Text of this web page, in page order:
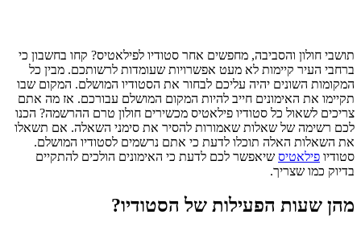
תושבי חולון והסביבה, מחפשים אחר סטודיו לפילאטיס? קחו בחשבון כי
ברחבי העיר קיימות לא מעט אפשרויות שעומדות לרשותכם. מבין כל
המקומות השונים יהיה עליכם לבחור את הסטודיו המושלם. המקום שבו
תקיימו את האימונים חייב להיות המקום המושלם עבורכם. אז מה אתם
צריכים לשאול כל סטודיו פילאטיס מכשירים חולון טרם ההרשמה? הכנו
לכם רשימה של שאלות שאמורות להסיר את סימני השאלה. אם תשאלו
את השאלות האלה תוכלו לדעת כי אתם נרשמים לסטודיו המושלם.
סטודיו פילאטיס שיאפשר לכם לדעת כי האימונים הולכים להתקיים
בדיוק כמו שצריך.
מהן שעות הפעילות של הסטודיו?